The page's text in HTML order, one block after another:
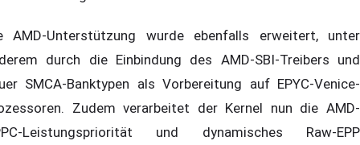
AMD-Unterstützung wurde ebenfalls erweitert, unter
durch die Einbindung des AMD-SBI-Treibers und
SMCA-Banktypen als Vorbereitung auf EPYC-Venice-
Zudem verarbeitet der Kernel nun die AMD-
Leistungspriorität und dynamisches Raw-EPP